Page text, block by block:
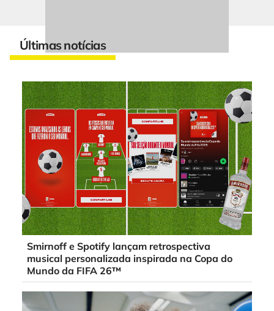
Últimas notícias
Smirnoff e Spotify lançam retrospectiva
musical personalizada inspirada na Copa do
Mundo da FIFA 26™